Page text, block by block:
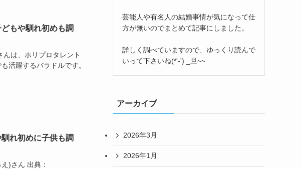
もや馴れ初めも調
は、ホリプロタレント
活躍するバラドルです。
れ初めに子供も調
)さん 出典：
芸能人や有名人の結婚事情が気になって仕
方が無いのでまとめて記事にしました。
詳しく調べていますので、ゆっくり読んで
いって下さいね(*'-') _旦~~
アーカイブ
2026年3月
2026年1月